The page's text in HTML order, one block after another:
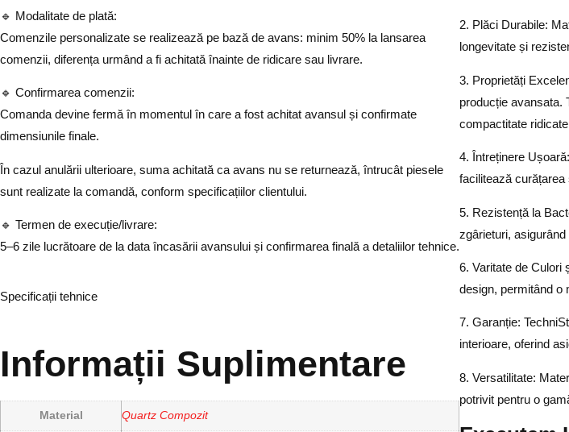
🔹 Modalitate de plată:
Comenzile personalizate se realizează pe bază de avans: minim 50% la lansarea
comenzii, diferența urmând a fi achitată înainte de ridicare sau livrare.
🔹 Confirmarea comenzii:
Comanda devine fermă în momentul în care a fost achitat avansul și confirmate
dimensiunile finale.
În cazul anulării ulterioare, suma achitată ca avans nu se returnează, întrucât piesele
sunt realizate la comandă, conform specificațiilor clientului.
🔹 Termen de execuție/livrare:
5–6 zile lucrătoare de la data încasării avansului și confirmarea finală a detaliilor tehnice.
Specificații tehnice
Informații Suplimentare
Material Quartz Compozit
2. Plăci Durabile:
longevitate și
3. Proprietăți
producție avansata.
compactitate
4. Întreținere
facilitează curățarea
5. Rezistență la
zgârieturi,
6. Varitate de Culori
design, permitând o
7. Garanție:
interioare, oferind
8. Versatilitate:
potrivit pentru o